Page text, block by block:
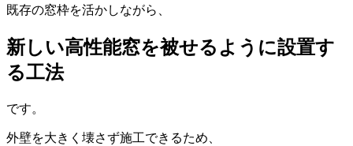
既存の窓枠を活かしながら、
新しい高性能窓を被せるように設置す
る工法
です。
外壁を大きく壊さず施工できるため、